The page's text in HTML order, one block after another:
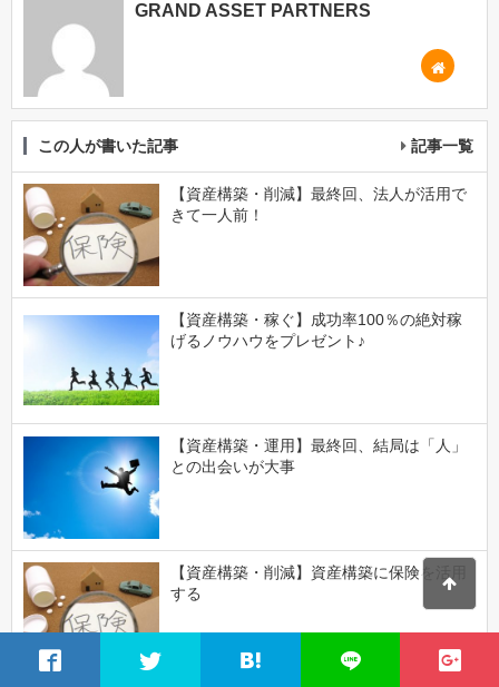
GRAND ASSET PARTNERS
この人が書いた記事 記事一覧
【資産構築・削減】最終回、法人が活用で
きて一人前！
【資産構築・稼ぐ】成功率100％の絶対稼
げるノウハウをプレゼント♪
【資産構築・運用】最終回、結局は「人」
との出会いが大事
【資産構築・削減】資産構築に保険を活用
する